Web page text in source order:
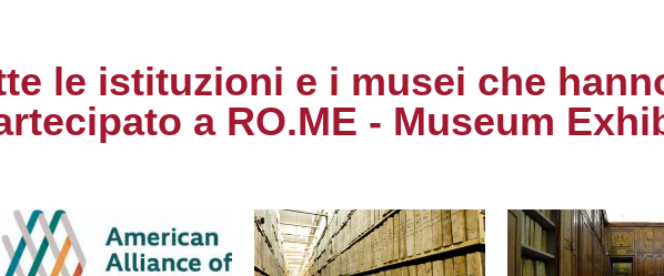
le istituzioni e i musei che
a RO.ME - Museum